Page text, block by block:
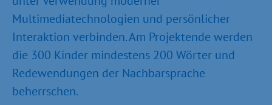
Multimediatechnologien und persönlicher
Interaktion verbinden. Am Projektende werden
die 300 Kinder mindestens 200 Wörter und
Redewendungen der Nachbarsprache
beherrschen.